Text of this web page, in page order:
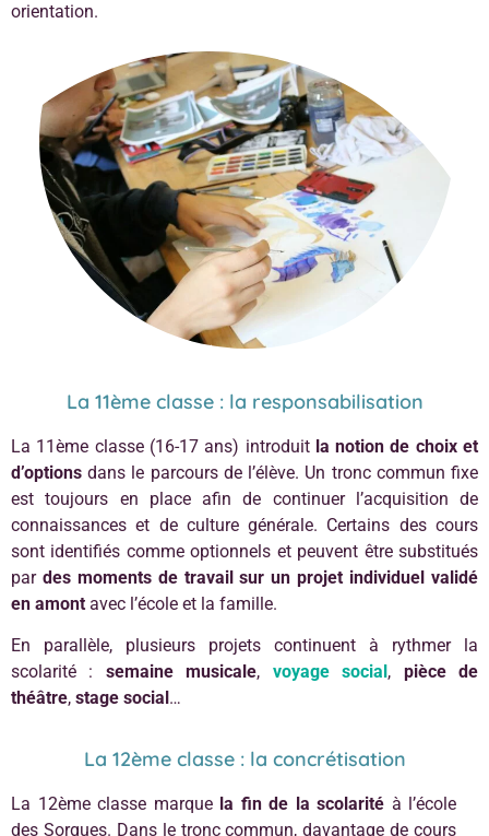
orientation.
La 11ème classe : la responsabilisation
La 11ème classe (16-17 ans) introduit la notion de choix et
d’options dans le parcours de l’élève. Un tronc commun fixe
est toujours en place afin de continuer l’acquisition de
connaissances et de culture générale. Certains des cours
sont identifiés comme optionnels et peuvent être substitués
par des moments de travail sur un projet individuel validé
en amont avec l’école et la famille.
En parallèle, plusieurs projets continuent à rythmer la
scolarité : semaine musicale, voyage social , pièce de
théâtre, stage social …
La 12ème classe : la concrétisation
La 12ème classe marque la fin de la scolarité à l’école
des Sorgues. Dans le tronc commun, davantage de cours